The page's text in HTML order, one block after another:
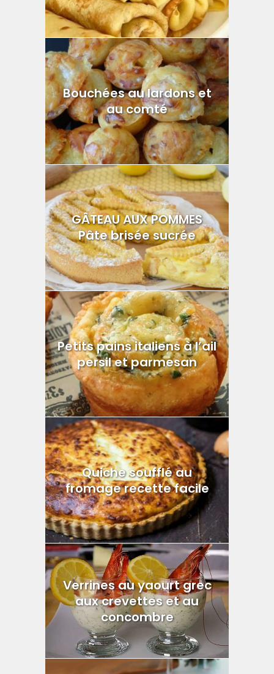
Bouchées au lardons et
au comté
GÂTEAU AUX POMMES
Pâte brisée sucrée
Petits pains italiens à l’ail
persil et parmesan
Quiche soufflé au
fromage recette facile
Verrines au yaourt grec
aux crevettes et au
concombre